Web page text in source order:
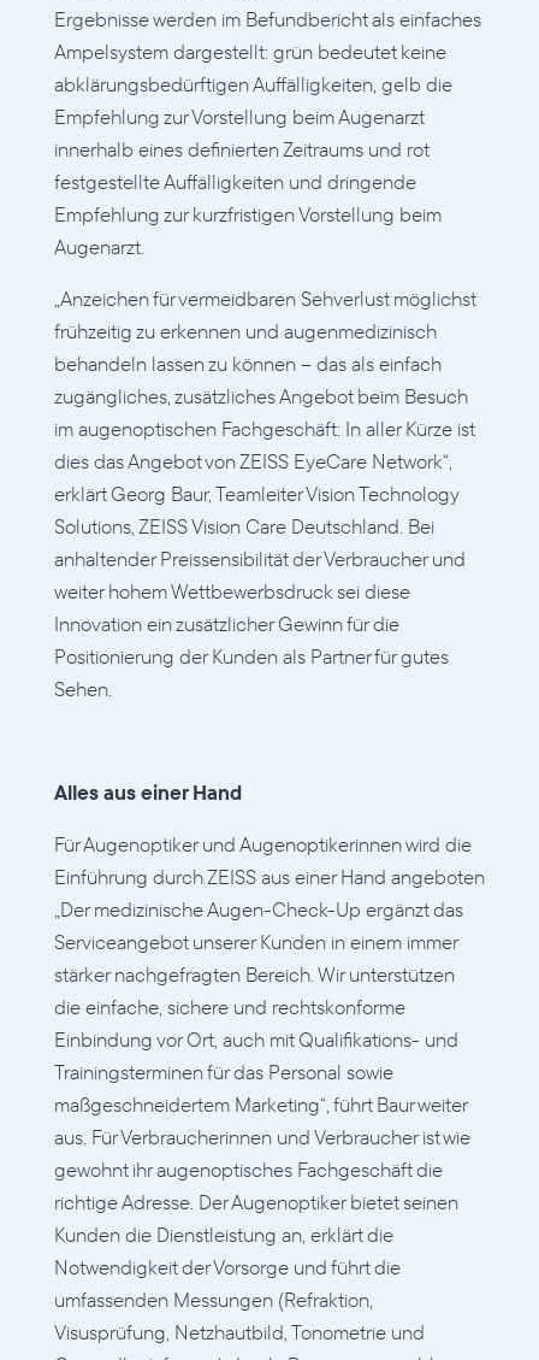
Ergebnisse werden im Befundbericht als einfaches
Ampelsystem dargestellt: grün bedeutet keine
abklärungsbedürftigen Auffälligkeiten, gelb die
Empfehlung zur Vorstellung beim Augenarzt
innerhalb eines definierten Zeitraums und rot
festgestellte Auffälligkeiten und dringende
Empfehlung zur kurzfristigen Vorstellung beim
Augenarzt.
„Anzeichen für vermeidbaren Sehverlust möglichst
frühzeitig zu erkennen und augenmedizinisch
behandeln lassen zu können – das als einfach
zugängliches, zusätzliches Angebot beim Besuch
im augenoptischen Fachgeschäft: In aller Kürze ist
dies das Angebot von ZEISS EyeCare Network“,
erklärt Georg Baur, Teamleiter Vision Technology
Solutions, ZEISS Vision Care Deutschland. Bei
anhaltender Preissensibilität der Verbraucher und
weiter hohem Wettbewerbsdruck sei diese
Innovation ein zusätzlicher Gewinn für die
Positionierung der Kunden als Partner für gutes
Sehen.
Alles aus einer Hand
Für Augenoptiker und Augenoptikerinnen wird die
Einführung durch ZEISS aus einer Hand angeboten
„Der medizinische Augen-Check-Up ergänzt das
Serviceangebot unserer Kunden in einem immer
stärker nachgefragten Bereich. Wir unterstützen
die einfache, sichere und rechtskonforme
Einbindung vor Ort, auch mit Qualifikations- und
Trainingsterminen für das Personal sowie
maßgeschneidertem Marketing“, führt Baur weiter
aus. Für Verbraucherinnen und Verbraucher ist wie
gewohnt ihr augenoptisches Fachgeschäft die
richtige Adresse. Der Augenoptiker bietet seinen
Kunden die Dienstleistung an, erklärt die
Notwendigkeit der Vorsorge und führt die
umfassenden Messungen (Refraktion,
Visusprüfung, Netzhautbild, Tonometrie und